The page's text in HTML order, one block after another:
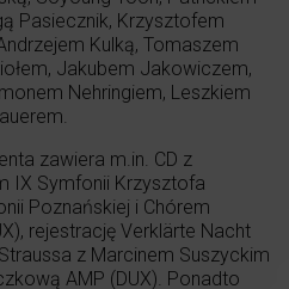
Pasiecznik, Krzysztofem
Kulką, Tomaszem
Jakubem Jakowiczem,
Nehringiem, Leszkiem
zawiera m.in. CD z
IX Symfonii Krzysztofa
Poznańskiej i Chórem
rejestrację Verklärte Nacht
z Marcinem Suszyckim
AMP (DUX). Ponadto